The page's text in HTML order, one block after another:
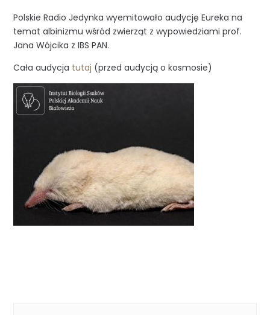
Polskie Radio Jedynka wyemitowało audycję Eureka na
temat albinizmu wśród zwierząt z wypowiedziami prof.
Jana Wójcika z IBS PAN.
Cała audycja tutaj (przed audycją o kosmosie)